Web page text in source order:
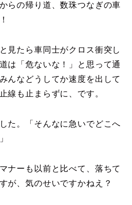
らの帰り道、数珠つなぎの車
見たら車同士がクロス衝突し
は「危ないな！」と思って通
んなどうしてか速度を出して
線も止まらずに、です。
た。「そんなに急いでどこへ
」
ナーも以前と比べて、落ちて
が、気のせいですかねえ？